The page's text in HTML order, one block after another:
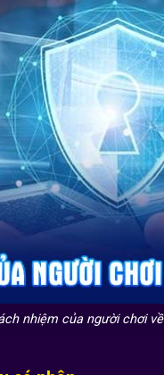
nhiệm của người chơi